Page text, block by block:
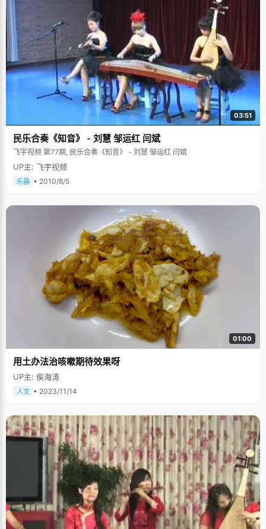
03:51
民乐合奏《知音》 - 刘慧 邹运红 闫斌
飞宇视频 第77期, 民乐合奏《知音》 - 刘慧 邹运红 闫斌
UP主: 飞宇视频
乐器 • 2010/8/5
01:00
用土办法治咳嗽期待效果呀
UP主: 侯海涛
人文 • 2023/11/14